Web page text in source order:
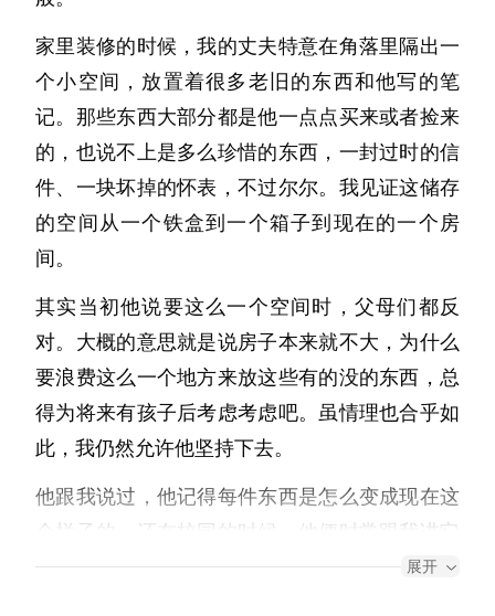
为什么呢？每一次都不肯面对我，对你而言文学
是什么？对你而言我又算什么呢？
再之后，连发布的文章也少了，而且重复起腔
调，一种显然的颓势。于是我拉她去旅行，到人
群中去、到美景中去。在黄昏的海滩上点燃烟
花，两杯冰汽水相互碰撞。即便如此，也不见她
在途中落过笔。火光照亮她的侧脸，嘴角没有笑
意，眼眸也不下垂，一种情绪上的冷寂。
“我知道你想让我做什么。不过还是放弃吧。我
已经决定了。”她突然这么说道。
“决定什么？”我心头一紧。“你最近越来越懒散了
知道吗？”不禁试图岔开话题。
她轻笑几声，谈起了其它。
发上追剧，我在打扫房间时发现叠在书本间的招
她。
么呀”。但那不是你的问题，是他们的眼睛还没
学会看那些“不在那里”的东西。
你说你埋了一条鱼。我小时候也做过这样的事。
我埋过一只鸟，它的翅膀断了，我把它放在一个
纸盒里，第二天早上它还是死了。我把它埋在一
棵樟树下面，还用木片给立了个碑。后来我再路
过那棵树的时候，碑已经倒了，木片被雨水泡烂
了。但是那棵树长得很好，比其他樟树都要高。
我也不知道这是为什么。我只能告诉你这件事
——我后来再路过的时候，站在那里看了一会
儿。那棵树在风里摇了摇。
你的朋友小珊要走了。这件事你可能要难过一段
时间。我的经验是，重要的朋友走了之后，你会
发现自己突然多了一个“远方”——因为她在那
里，所以那里变成你会看地图的时候多看一眼的
地方。你以后画海的时候，可以在海的那一边画
的。”……
……如果他还在。我想。如果他还在，他会为我
骄傲。
我知道，一切都会过去的。
他会说，我是正确的。
我知道，至少目前为止，我是正确的。
……我预感事情可能还没完，我还是能够强烈地
也是对的，我们都太年轻了，都要成长，都要变
得强大、成熟……假设事情真的还没完，那也不
该是现在……
目前为止，我是正确的。
“哈贝马斯在《西方技术思想史》中提及，交
往行为要达成相互理解，必须满足四项‌有效性
可是眼神里的落寞是不会骗人的。“哪里的话，
博文很聪明，将来肯定能成大器，到时候李奶你
就享大福啦！”
再出发时，比预计的时间晚了几分钟，等我到店
里见到老朋友，他刚好等了十多分钟。我们有一
个习惯，约定好去哪时，总会提前五分钟与对方
相遇。我们聚在一起总会先涮一顿牛肉火锅，然
后到电玩城玩一个下午，或者看一部冷门的电
影。
不过今天有些不一样，可能是连日的工作导致的
身心疲惫，我提议去海边坐坐。又是一个漫长的
盛夏，现实的风景总是容易和梦相交融。因为有
一个小时的车程，我们决定各开一段路。瘫坐在
副座上，视野里闪烁着江面的磷光，空无一人的
长堤一到晚上便会聚集很多人吃喝玩乐，好久没
有见到那样的风景了。闻得到那股咸湿的气味，
家里装修的时候，我的丈夫特意在角落里隔出一
个小空间，放置着很多老旧的东西和他写的笔
记。那些东西大部分都是他一点点买来或者捡来
的，也说不上是多么珍惜的东西，一封过时的信
件、一块坏掉的怀表，不过尔尔。我见证这储存
的空间从一个铁盒到一个箱子到现在的一个房
间。
其实当初他说要这么一个空间时，父母们都反
对。大概的意思就是说房子本来就不大，为什么
要浪费这么一个地方来放这些有的没的东西，总
得为将来有孩子后考虑考虑吧。虽情理也合乎如
此，我仍然允许他坚持下去。
他跟我说过，他记得每件东西是怎么变成现在这
个样子的。还在校园的时候，他便时常跟我讲它
们的由来。比如那张时常被他当作书签使用的卡
展开